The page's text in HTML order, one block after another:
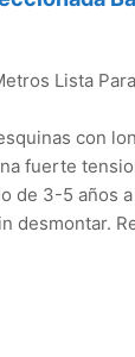
Lista
con
fuerte
de 3-5 años
desmontar.